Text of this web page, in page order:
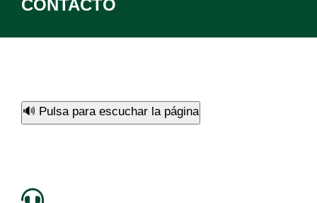
CONTACTO
🔊 Pulsa para escuchar la página